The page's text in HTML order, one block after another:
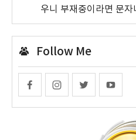
우니 부재중이라면 문
Follow Me